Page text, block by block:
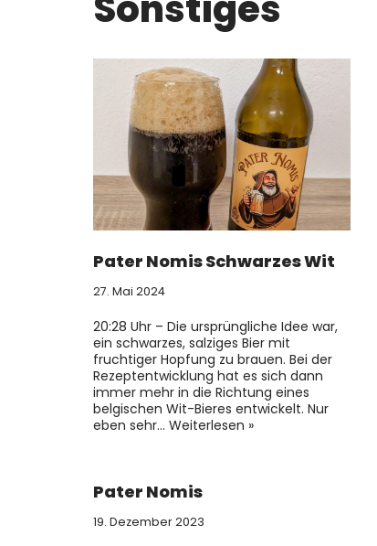
Pater Nomis Schwarzes Wit
27. Mai 2024
20:28 Uhr – Die ursprüngliche Idee war,
ein schwarzes, salziges Bier mit
fruchtiger Hopfung zu brauen. Bei der
Rezeptentwicklung hat es sich dann
immer mehr in die Richtung eines
belgischen Wit-Bieres entwickelt. Nur
eben sehr… Weiterlesen »
Pater Nomis
19. Dezember 2023